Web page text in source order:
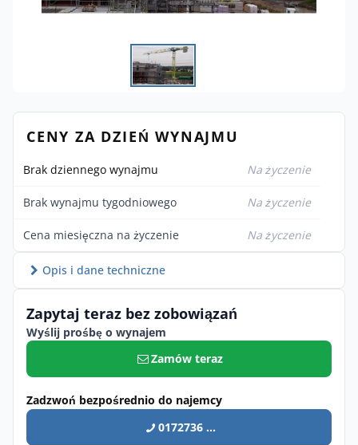
CENY ZA DZIEŃ WYNAJMU
Brak dziennego wynajmu Na życzenie
Brak wynajmu tygodniowego Na życzenie
Cena miesięczna na życzenie Na życzenie
Opis i dane techniczne
Zapytaj teraz bez zobowiązań
Wyślij prośbę o wynajem
Zamów teraz
Zadzwoń bezpośrednio do najemcy
0172736 ...